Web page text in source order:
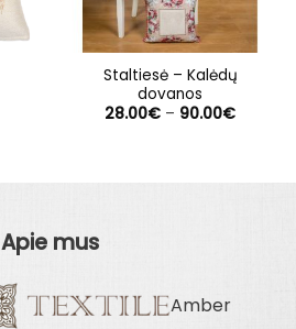
Staltiesė – Kalėdų
dovanos
28.00€ – 90.00€Price
Apie mus
Amber